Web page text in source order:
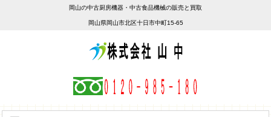
岡山の中古厨房機器・中古食品機械の販売と買取
岡山県岡山市北区十日市中町15-65